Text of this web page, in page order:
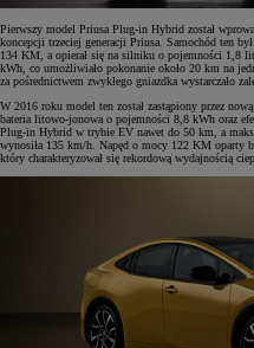
Pierwszy model Priusa Plug-in Hybrid został
koncepcji trzeciej generacji Priusa. Samochód ten
134 KM, a opierał się na silniku o pojemności 1,8
kWh, co umożliwiało pokonanie około 20 km na
za pośrednictwem zwykłego gniazdka wystarczało
W 2016 roku model ten został zastąpiony przez
bateria litowo-jonowa o pojemności 8,8 kWh oraz
Plug-in Hybrid w trybie EV nawet do 50 km, a
wynosiła 135 km/h. Napęd o mocy 122 KM oparty
który charakteryzował się rekordową wydajnością